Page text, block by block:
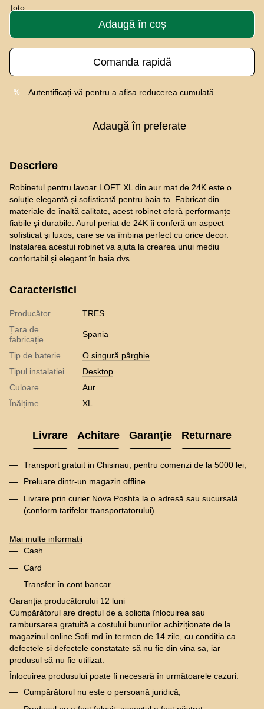
Adaugă în coș
Comanda rapidă
% Autentificați-vă pentru a afișa reducerea cumulată
Adaugă în preferate
Descriere
Robinetul pentru lavoar LOFT XL din aur mat de 24K este o
soluție elegantă și sofisticată pentru baia ta. Fabricat din
materiale de înaltă calitate, acest robinet oferă performanțe
fiabile și durabile. Aurul periat de 24K îi conferă un aspect
sofisticat și luxos, care se va îmbina perfect cu orice decor.
Instalarea acestui robinet va ajuta la crearea unui mediu
confortabil și elegant în baia dvs.
Caracteristici
Producător
TRES
Țara de
fabricație
Spania
Tip de baterie
O singură pârghie
Tipul instalației
Desktop
Culoare
Aur
Înălțime
XL
Livrare Achitare Garanție Returnare
Transport gratuit in Chisinau, pentru comenzi de la 5000 lei;
Preluare dintr-un magazin offline
Livrare prin curier Nova Poshta la o adresă sau sucursală
(conform tarifelor transportatorului).
Mai multe informatii
Cash
Card
Transfer în cont bancar
Garanția producătorului 12 luni
Cumpărătorul are dreptul de a solicita înlocuirea sau
rambursarea gratuită a costului bunurilor achiziționate de la
magazinul online Sofi.md în termen de 14 zile, cu condiția ca
defectele și defectele constatate să nu fie din vina sa, iar
produsul să nu fie utilizat.
Înlocuirea produsului poate fi necesară în următoarele cazuri:
Cumpărătorul nu este o persoană juridică;